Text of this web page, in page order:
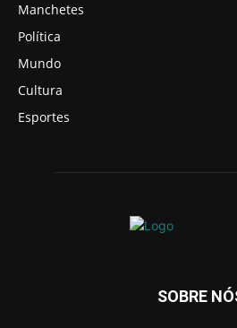
Manchetes
Política
Mundo
Cultura
Esportes
SOBRE